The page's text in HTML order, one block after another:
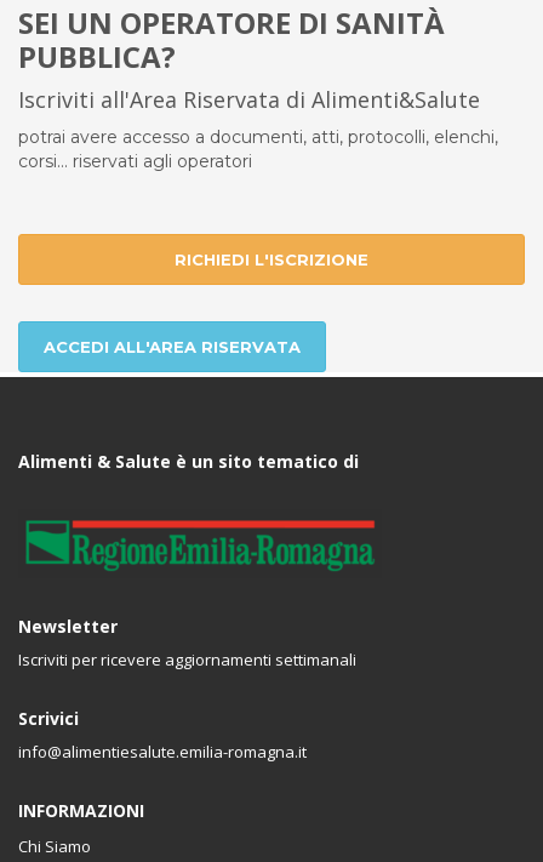
SEI UN OPERATORE DI SANITÀ
PUBBLICA?
Iscriviti all'Area Riservata di Alimenti&Salute
potrai avere accesso a documenti, atti, protocolli, elenchi,
corsi... riservati agli operatori
RICHIEDI L'ISCRIZIONE
ACCEDI ALL'AREA RISERVATA
Alimenti & Salute è un sito tematico di
Newsletter
Iscriviti per ricevere aggiornamenti settimanali
Scrivici
info@alimentiesalute.emilia-romagna.it
INFORMAZIONI
Chi Siamo